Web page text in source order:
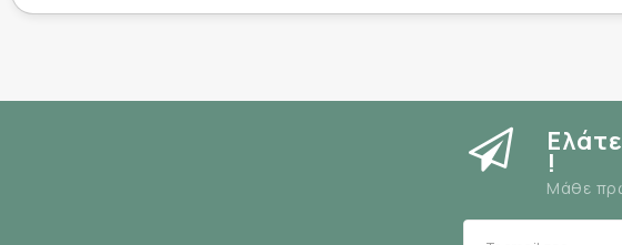
Pectin
!
Μάθε